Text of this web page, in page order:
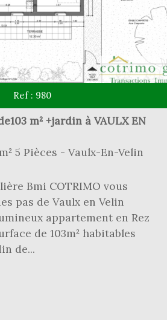
Ref : 980
m² +jardin à VAULX EN
5 Pièces - Vaulx-En-Velin
Bmi COTRIMO vous
pas de Vaulx en Velin
appartement en Rez
de 103m² habitables
de...